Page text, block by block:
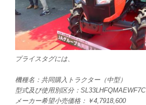
プライスタグには、
機種名：共同購入トラクター（中型）
型式及び使用別区分：SL33LHFQMAEWF7C
メーカー希望小売価格：￥4,7918,600